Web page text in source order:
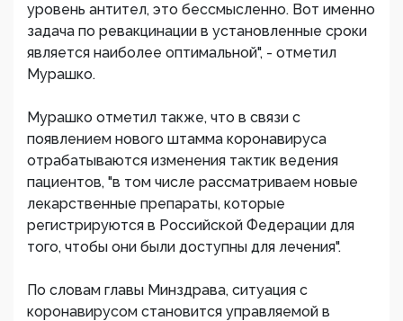
уровень антител, это бессмысленно. Вот именно
задача по ревакцинации в установленные сроки
является наиболее оптимальной", - отметил
Мурашко.
Мурашко отметил также, что в связи с
появлением нового штамма коронавируса
отрабатываются изменения тактик ведения
пациентов, "в том числе рассматриваем новые
лекарственные препараты, которые
регистрируются в Российской Федерации для
того, чтобы они были доступны для лечения".
По словам главы Минздрава, ситуация с
коронавирусом становится управляемой в